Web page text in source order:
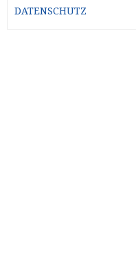
DATENSCHUTZ